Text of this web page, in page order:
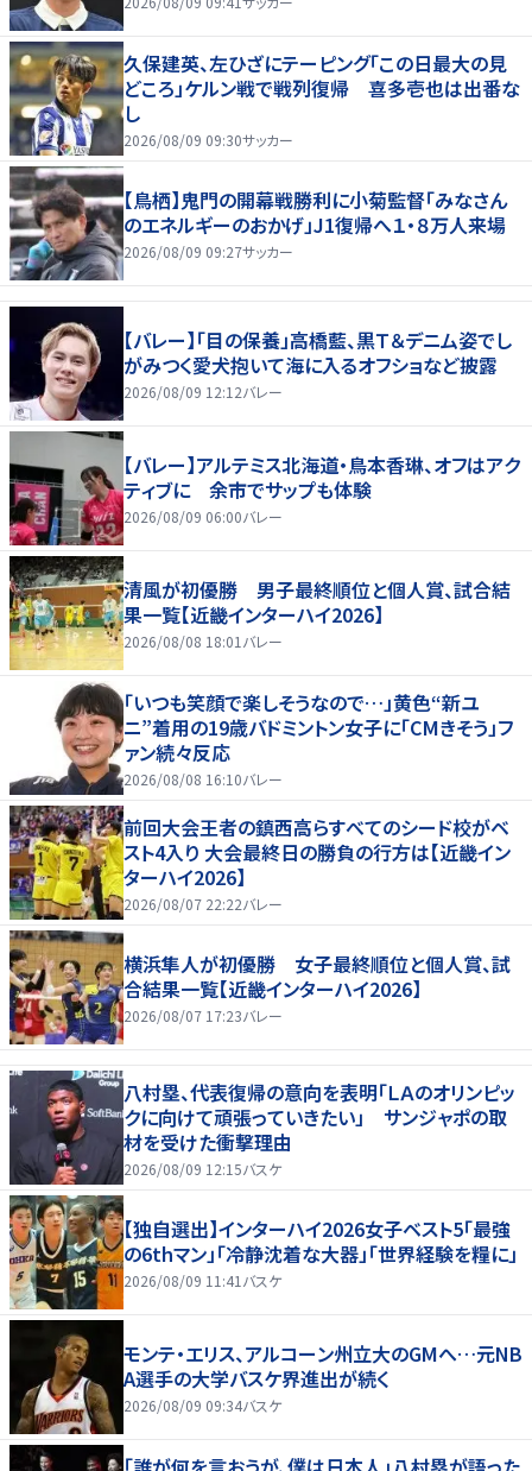
久保建英、左ひざにテーピング「この日最大の見
どころ」ケルン戦で戦列復帰 喜多壱也は出番な
し
2026/08/09 09:30サッカー
【鳥栖】鬼門の開幕戦勝利に小菊監督「みなさん
のエネルギーのおかげ」J1復帰へ１・８万人来場
2026/08/09 09:27サッカー
【バレー】「目の保養」高橋藍、黒Ｔ＆デニム姿でし
がみつく愛犬抱いて海に入るオフショなど披露
2026/08/09 12:12バレー
【バレー】アルテミス北海道・鳥本香琳、オフはアク
ティブに 余市でサップも体験
2026/08/09 06:00バレー
清風が初優勝 男子最終順位と個人賞、試合結
果一覧【近畿インターハイ2026】
2026/08/08 18:01 バレー
「いつも笑顔で楽しそうなので…」黄色“新ユ
ニ”着用の19歳バドミントン女子に「CMきそう」フ
ァン続々反応
2026/08/08 16:10バレー
前回大会王者の鎮西高らすべてのシード校がベ
スト4入り 大会最終日の勝負の行方は【近畿イン
ターハイ2026】
2026/08/07 22:22バレー
横浜隼人が初優勝 女子最終順位と個人賞、試
合結果一覧【近畿インターハイ2026】
2026/08/07 17:23バレー
八村塁、代表復帰の意向を表明「ＬＡのオリンピッ
クに向けて頑張っていきたい」 サンジャポの取
材を受けた衝撃理由
2026/08/09 12:15バスケ
【独自選出】インターハイ2026女子ベスト5「最強
の6thマン」「冷静沈着な大器」「世界経験を糧に」
2026/08/09 11:41 バスケ
モンテ・エリス、アルコーン州立大のGMへ…元NB
A選手の大学バスケ界進出が続く
2026/08/09 09:34バスケ